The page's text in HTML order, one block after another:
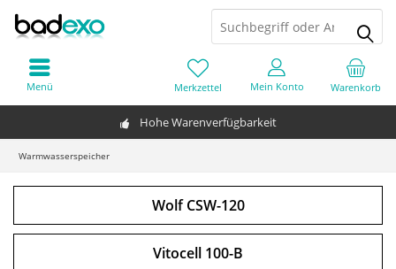
Hohe Warenverfügbarkeit
Warenkorb
Merkzettel Mein Konto
Menü
Warmwasserspeicher
Wolf CSW-120
Vitocell 100-B